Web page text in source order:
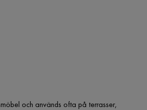
och används ofta på terrasser,